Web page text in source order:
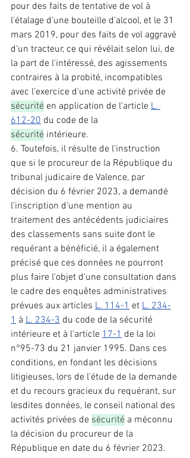
pour des faits de tentative de vol à
l'étalage d'une bouteille d'alcool, et le 31
mars 2019, pour des faits de vol aggravé
d'un tracteur, ce qui révélait selon lui, de
la part de l'intéressé, des agissements
contraires à la probité, incompatibles
avec l'exercice d'une activité privée de
sécurité en application de l'article L.
612-20 du code de la
sécurité intérieure.
6. Toutefois, il résulte de l'instruction
que si le procureur de la République du
tribunal judicaire de Valence, par
décision du 6 février 2023, a demandé
l'inscription d'une mention au
traitement des antécédents judiciaires
des classements sans suite dont le
requérant a bénéficié, il a également
précisé que ces données ne pourront
plus faire l'objet d'une consultation dans
le cadre des enquêtes administratives
prévues aux articles L. 114-1 et L. 234-
1 à L. 234-3 du code de la sécurité
intérieure et à l'article 17-1 de la loi
n°95-73 du 21 janvier 1995. Dans ces
conditions, en fondant les décisions
litigieuses, lors de l'étude de la demande
et du recours gracieux du requérant, sur
lesdites données, le conseil national des
activités privées de sécurité a méconnu
la décision du procureur de la
République en date du 6 février 2023.